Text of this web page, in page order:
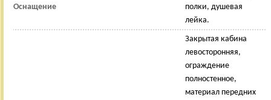
Оснащение
полки, душевая
лейка.
Закрытая кабина
левосторонняя,
ограждение
полностенное,
материал передних